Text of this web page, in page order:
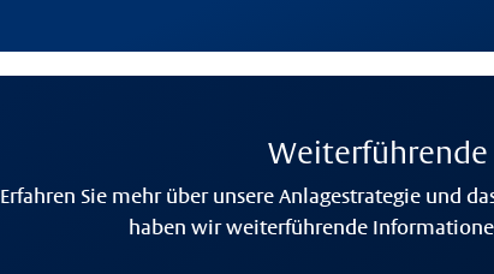
Erfahren Sie mehr über unsere Anlagestrategie und
haben wir weiterführende